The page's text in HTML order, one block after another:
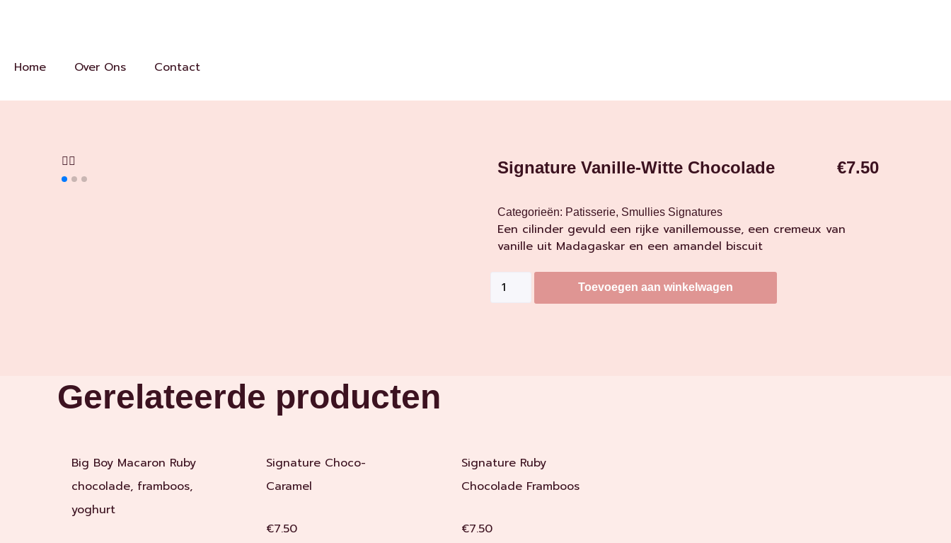
Home Over Ons Contact
Signature Vanille-Witte Chocolade €7.50
Categorieën: Patisserie, Smullies Signatures
Een cilinder gevuld een rijke vanillemousse, een cremeux van
vanille uit Madagaskar en een amandel biscuit
Toevoegen aan winkelwagen
Gerelateerde producten
Big Boy Macaron Ruby
chocolade, framboos,
yoghurt
Signature Choco-
Caramel
€7.50
Signature Ruby
Chocolade Framboos
€7.50